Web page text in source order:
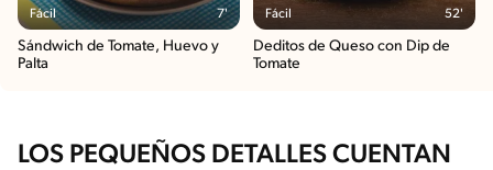
Fácil 7'
Sándwich de Tomate, Huevo y
Palta
Fácil 52'
Deditos de Queso con Dip de
Tomate
LOS PEQUEÑOS DETALLES CUENTAN